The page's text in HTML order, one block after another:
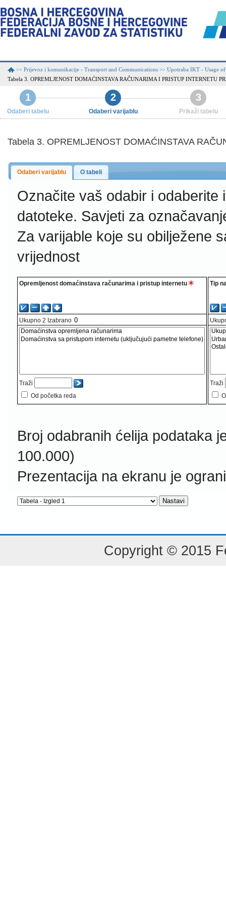
>> Prijevoz i komunikacije - Transport and Communications >> Upotraba IKT - Usage
Tabela 3. OPREMLJENOST DOMAĆINSTAVA RAČUNARIMA I PRISTUP INTERNETU
1
Odaberi tabelu
2
Odaberi varijablu
3
Prikaži tabelu
Tabela 3. OPREMLJENOST DOMAĆINSTAVA
Odaberi varijablu O tabeli
Označite vaš odabir i
datoteke. Savjeti za
Za varijable koje su obilježene
vrijednost
Opremljenost domaćinstava računarima i pristup internetu
Ukupno 2 Izabrano
Traži
Od početka reda
Tip
Traži
Broj odabranih ćelija podataka
100.000)
Prezentacija na ekranu je
Copyright © 2015